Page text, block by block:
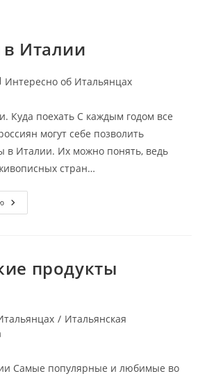
Италии
Интересно об Итальянцах
Куда поехать С каждым годом все
могут себе позволить
в Италии. Их можно понять, ведь
стран…
Каникулы
В
продукты
/ Итальянская
Самые популярные и любимые во